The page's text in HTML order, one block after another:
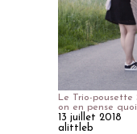
Le Trio-pousette
on en pense
13 juillet 2018
alittleb